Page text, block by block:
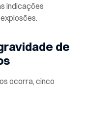
indicações
de
ocorra, cinco